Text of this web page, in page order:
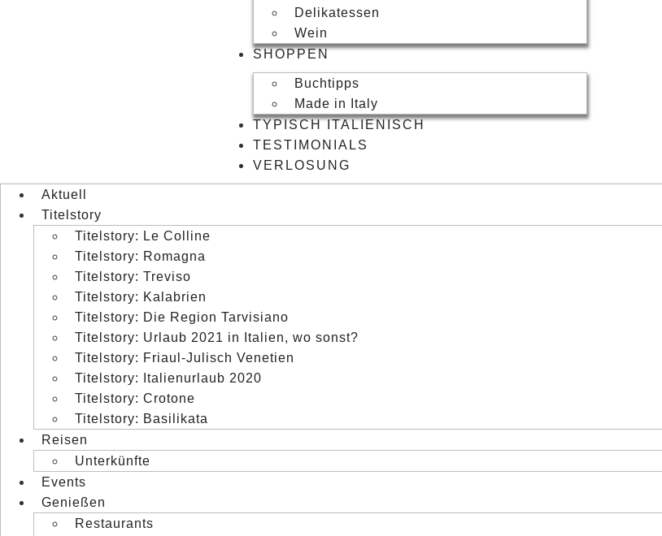
Delikatessen
Wein
SHOPPEN
Buchtipps
Made in Italy
TYPISCH ITALIENISCH
TESTIMONIALS
VERLOSUNG
Aktuell
Titelstory
Titelstory: Le Colline
Titelstory: Romagna
Titelstory: Treviso
Titelstory: Kalabrien
Titelstory: Die Region Tarvisiano
Titelstory: Urlaub 2021 in Italien, wo sonst?
Titelstory: Friaul-Julisch Venetien
Titelstory: Italienurlaub 2020
Titelstory: Crotone
Titelstory: Basilikata
Reisen
Unterkünfte
Events
Genießen
Restaurants